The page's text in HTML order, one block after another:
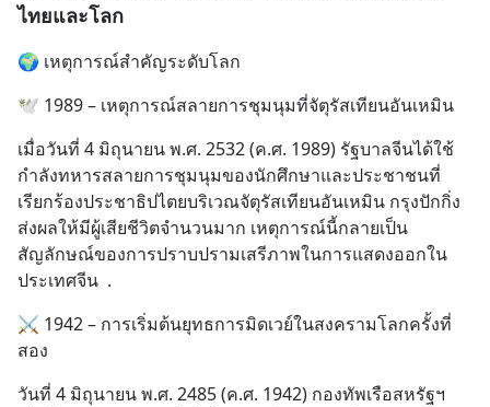
ไทยและโลก
🌍 เหตุการณ์สำคัญระดับโลก
🕊️ 1989 – เหตุการณ์สลายการชุมนุมที่จัตุรัสเทียนอันเหมิน
เมื่อวันที่ 4 มิถุนายน พ.ศ. 2532 (ค.ศ. 1989) รัฐบาลจีนได้ใช้
กำลังทหารสลายการชุมนุมของนักศึกษาและประชาชนที่
เรียกร้องประชาธิปไตยบริเวณจัตุรัสเทียนอันเหมิน กรุงปักกิ่ง
ส่งผลให้มีผู้เสียชีวิตจำนวนมาก เหตุการณ์นี้กลายเป็น
สัญลักษณ์ของการปราบปรามเสรีภาพในการแสดงออกใน
ประเทศจีน  .
⚔️ 1942 – การเริ่มต้นยุทธการมิดเวย์ในสงครามโลกครั้งที่
สอง
วันที่ 4 มิถุนายน พ.ศ. 2485 (ค.ศ. 1942) กองทัพเรือสหรัฐฯ